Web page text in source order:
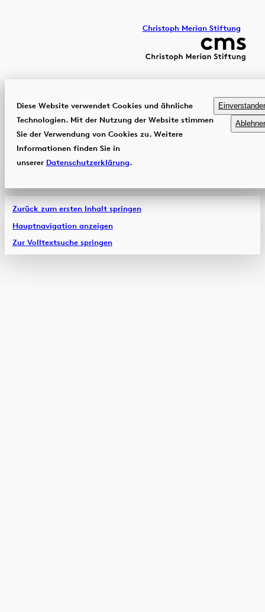
Christoph Merian Stiftung
Diese Website verwendet Cookies und ähnliche
Technologien. Mit der Nutzung der Website stimmen
Sie der Verwendung von Cookies zu. Weitere
Informationen finden Sie in
unserer Datenschutzerklärung.
Zurück zum ersten Inhalt springen
Hauptnavigation anzeigen
Zur Volltextsuche springen